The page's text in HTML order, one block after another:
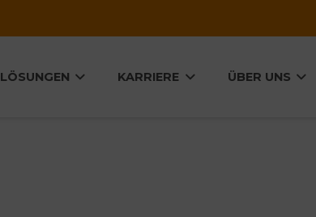
LÖSUNGEN KARRIERE ÜBER UNS